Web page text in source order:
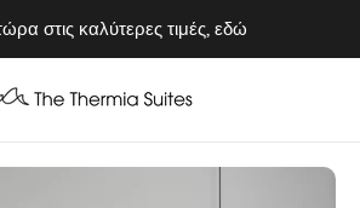
του 2026 στην Κύθνο ⭢ Κλείστε τώρα
στις καλύτερες τιμές, εδώ